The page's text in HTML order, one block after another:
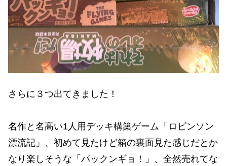
さらに３つ出てきました！
名作と名高い1人用デッキ構築ゲーム「ロビンソン
漂流記」、初めて見たけど箱の裏面見た感じだとか
なり楽しそうな「パックンギョ！」、全然売れてな